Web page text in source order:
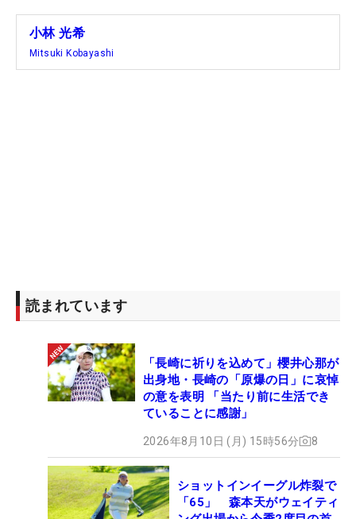
小林 光希
Mitsuki Kobayashi
読まれています
「長崎に祈りを込めて」櫻井心那が
出身地・長崎の「原爆の日」に哀悼
の意を表明 「当たり前に生活でき
ていることに感謝」
2026年8月10日 (月) 15時56分 8
ショットインイーグル炸裂で
「65」 森本天がウェイティ